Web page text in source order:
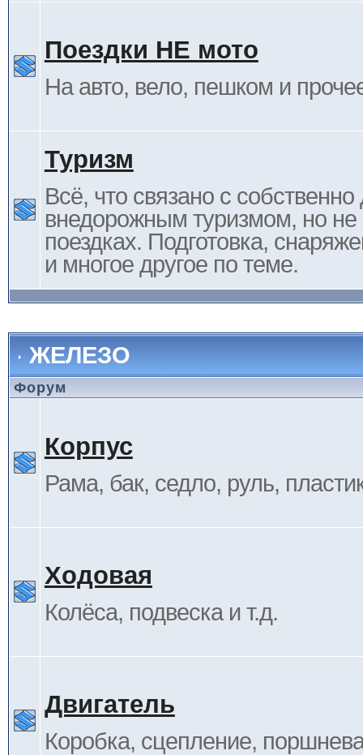
Поездки НЕ мото
На авто, вело, пешком и
Туризм
Всё, что связано с
внедорожным туризмом, но не
поездках. Подготовка,
и многое другое по теме.
ЖЕЛЕЗО
Форум
Корпус
Рама, бак, седло, руль,
Ходовая
Колёса, подвеска и т.д.
Двигатель
Коробка, сцепление,